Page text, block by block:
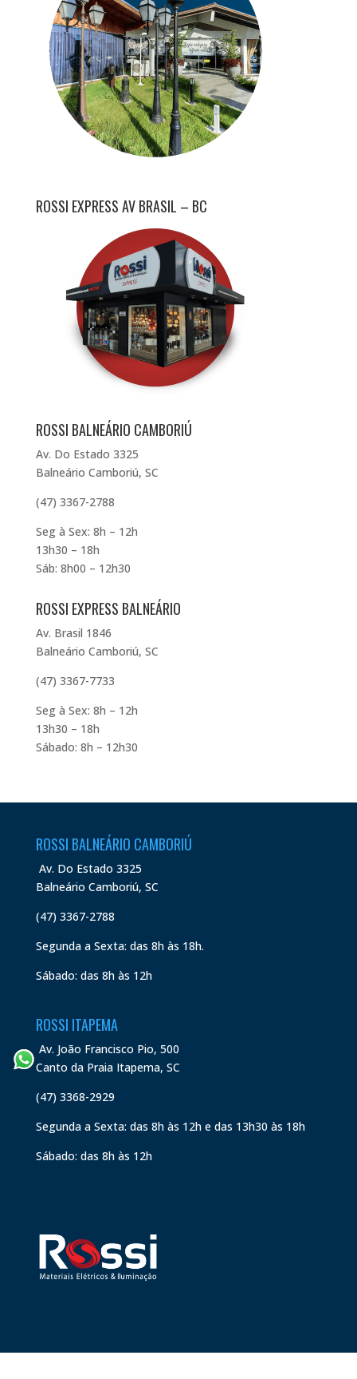
ROSSI EXPRESS AV BRASIL – BC
ROSSI BALNEÁRIO CAMBORIÚ
Av. Do Estado 3325
Balneário Camboriú, SC
(47) 3367-2788
Seg à Sex: 8h – 12h
13h30 – 18h
Sáb: 8h00 – 12h30
ROSSI EXPRESS BALNEÁRIO
Av. Brasil 1846
Balneário Camboriú, SC
(47) 3367-7733
Seg à Sex: 8h – 12h
13h30 – 18h
Sábado: 8h – 12h30
ROSSI BALNEÁRIO CAMBORIÚ
Av. Do Estado 3325
Balneário Camboriú, SC
(47) 3367-2788
Segunda a Sexta: das 8h às 18h.
Sábado: das 8h às 12h
ROSSI ITAPEMA
Av. João Francisco Pio, 500
Canto da Praia Itapema, SC
(47) 3368-2929
Segunda a Sexta: das 8h às 12h e das 13h30 às 18h
Sábado: das 8h às 12h